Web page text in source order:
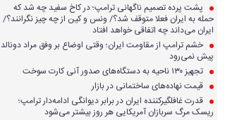
پشت پرده تصمیم ناگهانی ترامپ؛ در کاخ سفید چه شد که
حمله به ایران فعلا متوقف شد؟/ ونس و کین از چه چیز نگرانند؟/
ایران می‌داند چه اتفاقی خواهد افتاد
خشم ترامپ از مقاومت ایران؛ وقتی اوضاع بر وفق مراد دونالد
پیش نمی‌رود
تجهیز ۱۳۰ ناحیه به دستگاه‌های صدور آنی کارت سوخت
قیمت نهاده‌های ساختمانی در بازار
قدرت غافلگیرکننده ایران در برابر دیوانگی ادامه‌دار ترامپ؛
ریسک مرگ سربازان آمریکایی هر روز بیشتر می‌شود